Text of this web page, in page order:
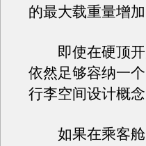
的最大载重量增
即使在硬顶开
依然足够容纳一
行李空间设计概
如果在乘客舱